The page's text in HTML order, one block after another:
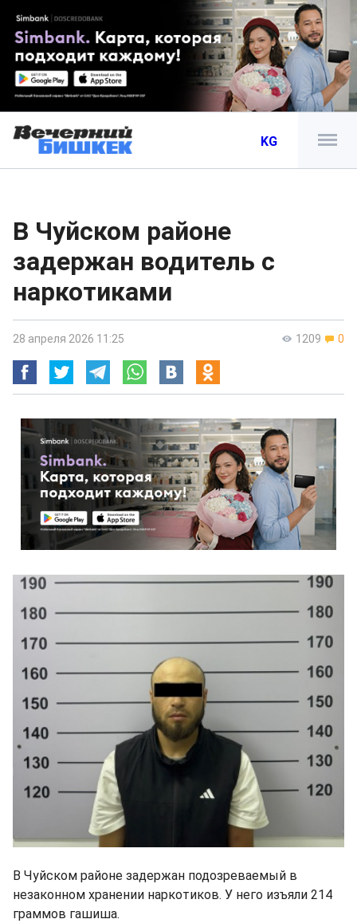
KG
В Чуйском районе
задержан водитель с
наркотиками
1209 0
28 апреля 2026 11:25
В Чуйском районе задержан подозреваемый в
незаконном хранении наркотиков. У него изъяли 214
граммов гашиша.